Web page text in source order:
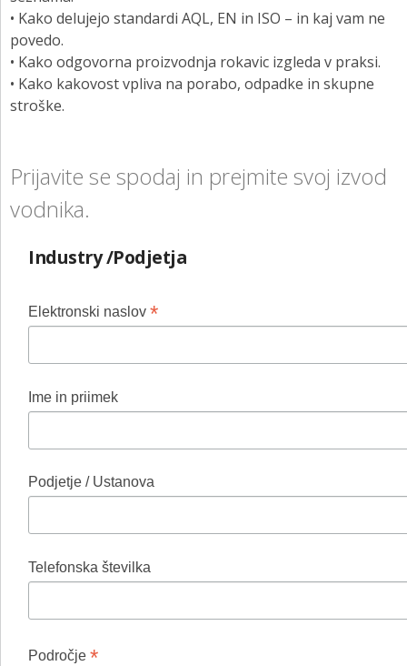
• Kako delujejo standardi AQL, EN in ISO – in kaj vam ne
povedo.
• Kako odgovorna proizvodnja rokavic izgleda v praksi.
• Kako kakovost vpliva na porabo, odpadke in skupne
stroške.
Prijavite se spodaj in prejmite svoj izvod
vodnika.
Industry /Podjetja
Elektronski naslov *
Ime in priimek
Podjetje / Ustanova
Telefonska številka
Področje *